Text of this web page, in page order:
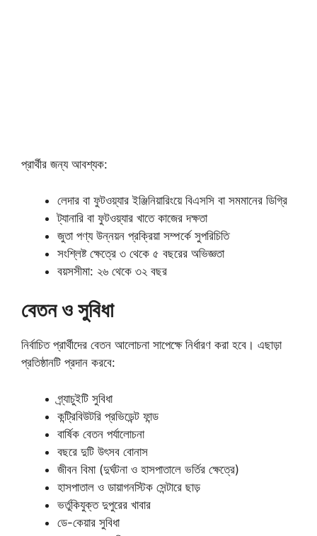
প্রার্থীর জন্য আবশ্যক:
লেদার বা ফুটওয়্যার ইঞ্জিনিয়ারিংয়ে বিএসসি বা সমমানের ডিগ্রি
ট্যানারি বা ফুটওয়্যার খাতে কাজের দক্ষতা
জুতা পণ্য উন্নয়ন প্রক্রিয়া সম্পর্কে সুপরিচিতি
সংশ্লিষ্ট ক্ষেত্রে ৩ থেকে ৫ বছরের অভিজ্ঞতা
বয়সসীমা: ২৬ থেকে ৩২ বছর
বেতন ও সুবিধা
নির্বাচিত প্রার্থীদের বেতন আলোচনা সাপেক্ষে নির্ধারণ করা হবে। এছাড়া
প্রতিষ্ঠানটি প্রদান করবে:
গ্র্যাচুইটি সুবিধা
কন্ট্রিবিউটরি প্রভিডেন্ট ফান্ড
বার্ষিক বেতন পর্যালোচনা
বছরে দুটি উৎসব বোনাস
জীবন বিমা (দুর্ঘটনা ও হাসপাতালে ভর্তির ক্ষেত্রে)
হাসপাতাল ও ডায়াগনস্টিক সেন্টারে ছাড়
ভর্তুকিযুক্ত দুপুরের খাবার
ডে-কেয়ার সুবিধা